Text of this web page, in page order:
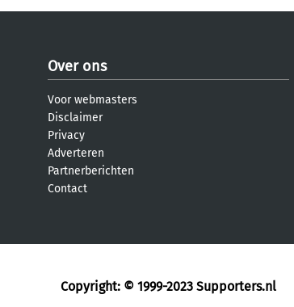
Over ons
Voor webmasters
Disclaimer
Privacy
Adverteren
Partnerberichten
Contact
Copyright: © 1999-2023 Supporters.nl